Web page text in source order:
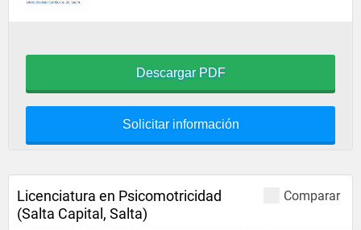
Descargar PDF
Solicitar información
Comparar
Licenciatura en Psicomotricidad
(Salta Capital, Salta)